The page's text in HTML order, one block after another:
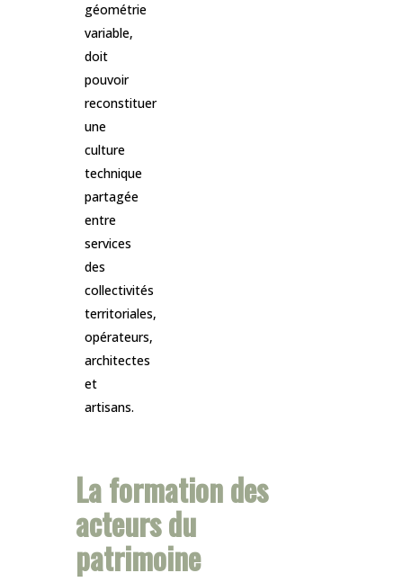
géométrie
variable,
doit
pouvoir
reconstituer
une
culture
technique
partagée
entre
services
des
collectivités
territoriales,
opérateurs,
architectes
et
artisans.
La formation des
acteurs du
patrimoine